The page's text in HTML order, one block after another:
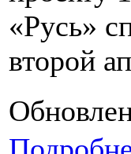
«Русь»
второй